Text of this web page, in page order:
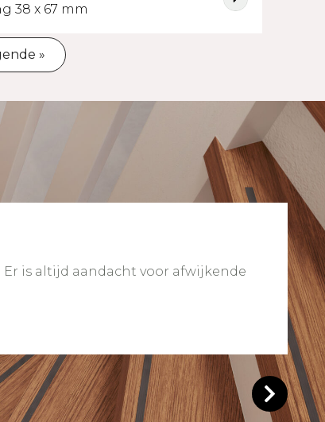
38 x 67 mm
»
is altijd aandacht voor afwijkende